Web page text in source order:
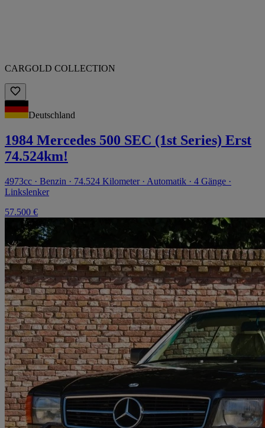
CARGOLD COLLECTION
Deutschland
1984 Mercedes 500 SEC (1st Series) Erst
74.524km!
4973cc · Benzin · 74.524 Kilometer · Automatik · 4 Gänge ·
Linkslenker
57.500 €